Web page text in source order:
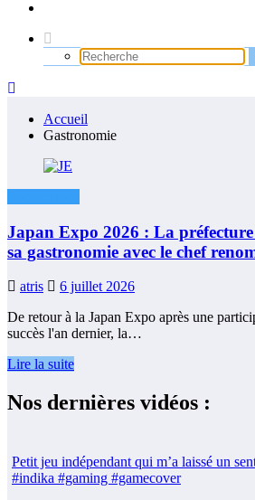
Accueil
Gastronomie
Japan Expo 2026 : La
sa gastronomie avec le chef
atris
6 juillet 2026
De retour à la Japan Expo après une
succès l'an dernier, la…
Lire la suite
Nos dernières vidéos :
Petit jeu indépendant qui m’a laissé un
#indika #gaming #gamecover